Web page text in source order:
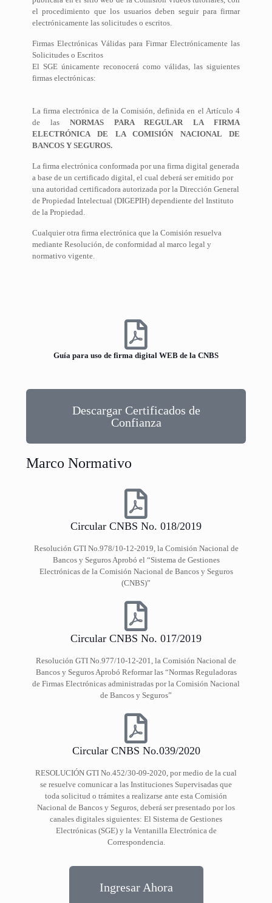
el procedimiento que los usuarios deben seguir para firmar
electrónicamente las solicitudes o escritos.
Firmas Electrónicas Válidas para Firmar Electrónicamente las
Solicitudes o Escritos
El SGE únicamente reconocerá como válidas, las siguientes
firmas electrónicas:
La firma electrónica de la Comisión, definida en el Artículo 4
de las NORMAS PARA REGULAR LA FIRMA
ELECTRÓNICA DE LA COMISIÓN NACIONAL DE
BANCOS Y SEGUROS.
La firma electrónica conformada por una firma digital generada
a base de un certificado digital, el cual deberá ser emitido por
una autoridad certificadora autorizada por la Dirección General
de Propiedad Intelectual (DIGEPIH) dependiente del Instituto
de la Propiedad.
Cualquier otra firma electrónica que la Comisión resuelva
mediante Resolución, de conformidad al marco legal y
normativo vigente.
Guía para uso de firma digital WEB de la CNBS
Descargar Certificados de
Confianza
Marco Normativo
Circular CNBS No. 018/2019
Resolución GTI No.978/10-12-2019, la Comisión Nacional de
Bancos y Seguros Aprobó el “Sistema de Gestiones
Electrónicas de la Comisión Nacional de Bancos y Seguros
(CNBS)”
Circular CNBS No. 017/2019
Resolución GTI No.977/10-12-201, la Comisión Nacional de
Bancos y Seguros Aprobó Reformar las “Normas Reguladoras
de Firmas Electrónicas administradas por la Comisión Nacional
de Bancos y Seguros”
Circular CNBS No.039/2020
RESOLUCIÓN GTI No.452/30-09-2020, por medio de la cual
se resuelve comunicar a las Instituciones Supervisadas que
toda solicitud o trámites a realizarse ante esta Comisión
Nacional de Bancos y Seguros, deberá ser presentado por los
canales digitales siguientes: El Sistema de Gestiones
Electrónicas (SGE) y la Ventanilla Electrónica de
Correspondencia.
Ingresar Ahora